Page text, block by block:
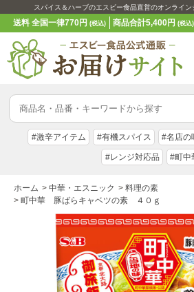
スパイス＆ハーブのエスビー食品直営のオンライン
送料 全国一律770円(税込) 商品合計5,400円 (税込)
#激辛アイテム #有機スパイス #名店の
#レンジ対応品 #町中
ホーム > 中華・エスニック > 料理の素
> 町中華 豚ばらキャベツの素 ４０ｇ